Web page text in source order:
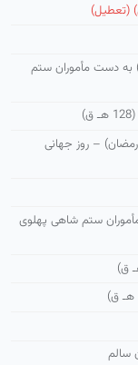
به دست مأموران ستم
– روز جهانی
ستم شاهی پهلوی
سالم